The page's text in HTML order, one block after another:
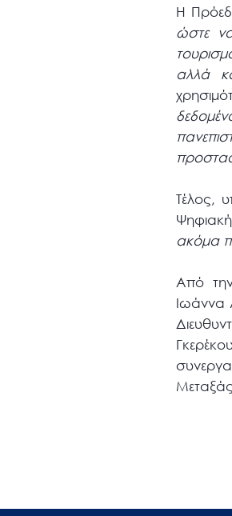
Η
ώστε
αλλά
Τέλος,
ακόμα
Από
Ιωάννα